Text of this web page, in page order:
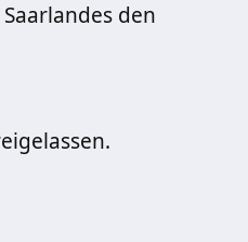
den